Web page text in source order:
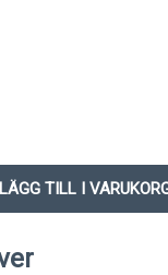
LÄGG TILL I